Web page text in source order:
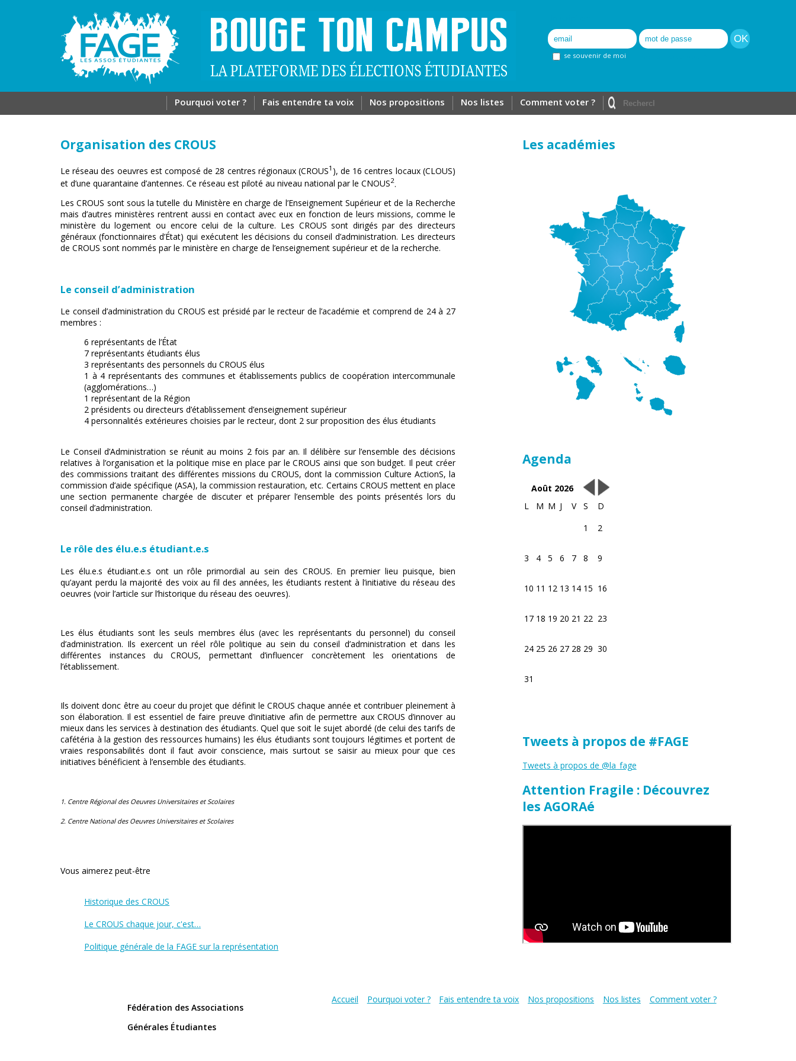
se souvenir de moi
Pourquoi voter ? Fais entendre ta voix Nos propositions Nos listes Comment voter ?
Organisation des CROUS
Le réseau des oeuvres est composé de 28 centres régionaux (CROUS1 ), de 16 centres locaux (CLOUS)
et d’une quarantaine d’antennes. Ce réseau est piloté au niveau national par leCNOUS2.
LesCROUS sont sous la tutelle du Ministère en charge de l’Enseignement Supérieur et de la Recherche
mais d’autres ministères rentrent aussi en contact avec eux en fonction de leurs missions, comme le
ministère du logement ou encore celui de la culture. Les CROUS sont dirigés par des directeurs
généraux (fonctionnaires d’État) qui exécutent les décisions du conseil d’administration. Les directeurs
de CROUS sont nommés par le ministère en charge de l’enseignement supérieur et de la recherche.
Le conseil d’administration
Le conseil d’administration du CROUS est présidé par le recteur de l’académie et comprend de 24 à 27
membres :
6 représentants de l’État
7 représentants étudiants élus
3 représentants des personnels du CROUS élus
1 à 4 représentants des communes et établissements publics de coopération intercommunale
(agglomérations…)
1 représentant de la Région
2 présidents ou directeurs d’établissement d’enseignement supérieur
4 personnalités extérieures choisies par le recteur, dont 2 sur proposition des élus étudiants
Le Conseil d’Administration se réunit au moins 2 fois par an. Il délibère sur l’ensemble des décisions
relatives à l’organisation et la politique mise en place par le CROUS ainsi que son budget. Il peut créer
des commissions traitant des différentes missions du CROUS, dont la commission Culture ActionS, la
commission d’aide spécifique (ASA), la commission restauration, etc. Certains CROUS mettent en place
une section permanente chargée de discuter et préparer l’ensemble des points présentés lors du
conseil d’administration.
Le rôle des élu.e.s étudiant.e.s
Les élu.e.s étudiant.e.s ont un rôle primordial au sein des CROUS. En premier lieu puisque, bien
qu’ayant perdu la majorité des voix au fil des années, les étudiants restent à l’initiative du réseau des
oeuvres (voir l’article sur l’historique du réseau des oeuvres).
Les élus étudiants sont les seuls membres élus (avec les représentants du personnel) du conseil
d’administration. Ils exercent un réel rôle politique au sein du conseil d’administration et dans les
différentes instances du CROUS, permettant d’influencer concrètement les orientations de
l’établissement.
Ils doivent donc être au coeur du projet que définit le CROUS chaque année et contribuer pleinement à
son élaboration. Il est essentiel de faire preuve d’initiative afin de permettre aux CROUS d’innover au
mieux dans les services à destination des étudiants. Quel que soit le sujet abordé (de celui des tarifs de
cafétéria à la gestion des ressources humains) les élus étudiants sont toujours légitimes et portent de
vraies responsabilités dont il faut avoir conscience, mais surtout se saisir au mieux pour que ces
initiatives bénéficient à l’ensemble des étudiants.
1. Centre Régional des Oeuvres Universitaires et Scolaires
2. Centre National des Oeuvres Universitaires et Scolaires
Vous aimerez peut-être
Historique des CROUS
Le CROUS chaque jour, c'est…
Politique générale de la FAGE sur la représentation
Les académies
Agenda
Août 2026
L
M M J V S
D
1
2
3 4 5 6 7 8 9
10 11 12 13 14 15 16
17 18 19 20 21 22 23
24 25 26 27 28 29 30
31
Tweets à propos de #FAGE
Tweets à propos de @la_fage
Attention Fragile : Découvrez
les AGORAé
Fédération des Associations
Générales Étudiantes
Accueil Pourquoi voter ? Fais entendre ta voix Nos propositions Nos listes Comment voter ?